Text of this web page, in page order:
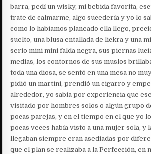
barra, pedí un wisky, mi bebida favorita,
trate de calmarme, algo sucedería y yo lo
como lo habíamos planeado ella llego,
suelto, una blusa entallada de lickra y una
serio mini mini falda negra, sus piernas
medias, los contornos de sus muslos
toda una diosa, se sentó en una mesa no
pidió un martíni, prendió un cigarro y
alrededor, yo sabia por experiencia que
visitado por hombres solos o algún grupo
pocas parejas, y en el tiempo en el que yo
pocas veces había visto a una mujer sola, y
llegaban siempre eran asediadas por
que el plan se realizaba a la Perfección, en